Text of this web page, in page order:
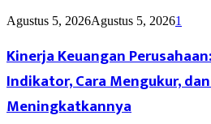
Agustus 5, 2026Agustus 5, 20261
Kinerja Keuangan
Indikator, Cara Mengukur,
Meningkatkannya